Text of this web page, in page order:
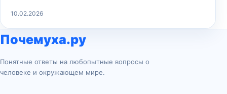
10.02.2026
Почемуха.ру
Понятные ответы на любопытные вопросы о
человеке и окружающем мире.